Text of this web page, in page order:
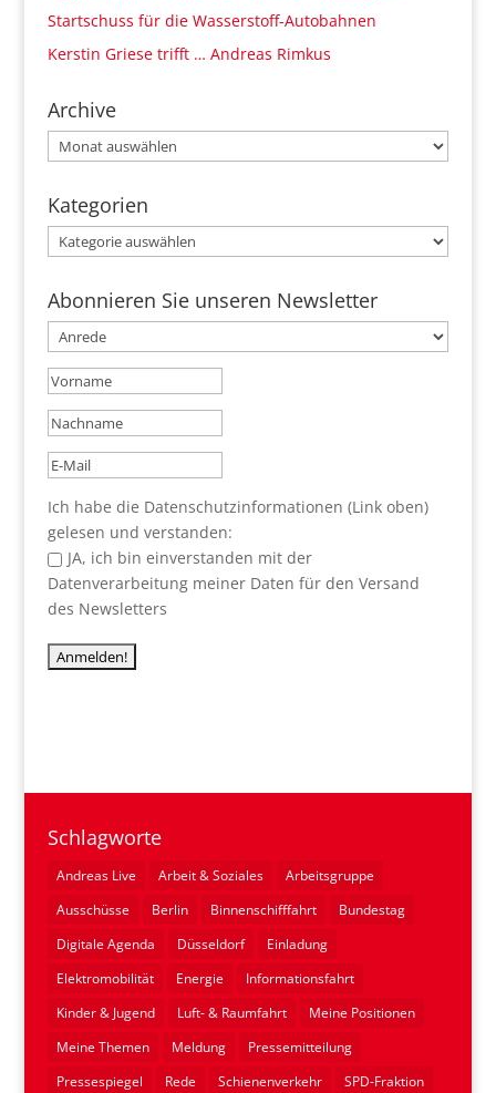
Startschuss für die Wasserstoff-Autobahnen
Kerstin Griese trifft … Andreas Rimkus
Archive
Archive
Kategorien
Kategorien
Abonnieren Sie unseren Newsletter
Ich habe die Datenschutzinformationen (Link oben)
gelesen und verstanden:
JA, ich bin einverstanden mit der
Datenverarbeitung meiner Daten für den Versand
des Newsletters
Schlagworte
Andreas Live Arbeit & Soziales
Arbeitsgruppe
Ausschüsse
Berlin Binnenschifffahrt
Bundestag
Digitale Agenda
Düsseldorf
Einladung
Elektromobilität
Energie
Informationsfahrt
Kinder & Jugend
Luft- & Raumfahrt
Meine Positionen
Meine Themen
Meldung
Pressemitteilung
Pressespiegel
Rede Schienenverkehr
SPD-Fraktion